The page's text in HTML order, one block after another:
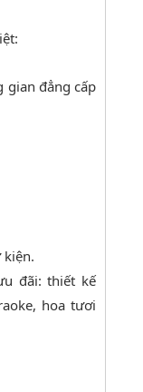
gian đẳng cấp
kiện.
đãi: thiết kế
hoa tươi